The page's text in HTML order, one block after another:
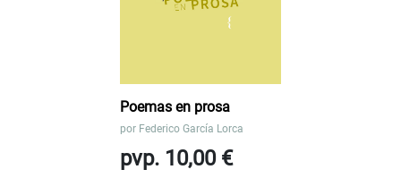
Poemas en prosa
por Federico García Lorca
pvp. 10,00 €